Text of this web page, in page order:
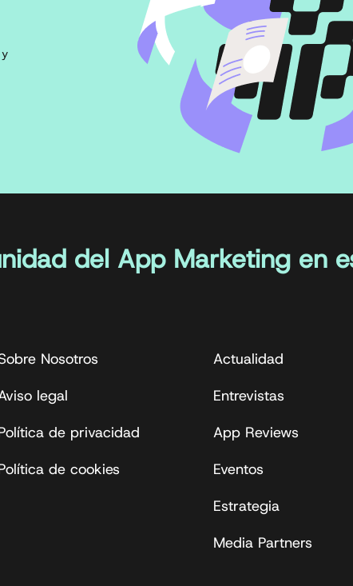
del App Marketing en
Nosotros
legal
de privacidad
de cookies
Actualidad
Entrevistas
App Reviews
Eventos
Estrategia
Media Partners